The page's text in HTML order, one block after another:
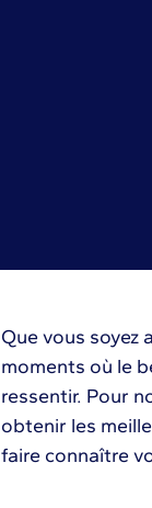
Que vous soyez
moments où le
ressentir. Pour
obtenir les
faire connaître